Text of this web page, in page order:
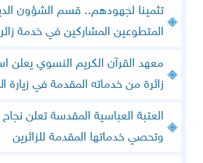
تثمينا لجهودهم.. قسم الشؤون
المتطوعين المشاركين في خدمة
زائرة من خدماته المقدمة في زيارة
العتبة العباسية المقدسة تعلن
وتحصي خدماتها المقدمة للزائرين